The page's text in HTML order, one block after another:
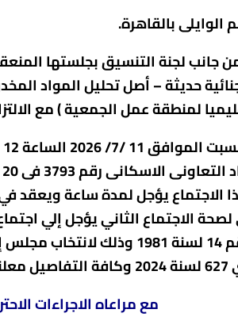
حديثة – أصل تحليل المواد
) مع الالتزام باحكام المادة 42 من
الاجتماع الثاني يؤجل إلي
بالدعوة له تنفيذا لحكم المادة 36
.
مع مراعاه الاجراءات